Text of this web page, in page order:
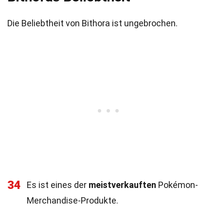
Die Beliebtheit von Bithora ist ungebrochen.
34 Es ist eines der meistverkauften Pokémon-
Merchandise-Produkte.